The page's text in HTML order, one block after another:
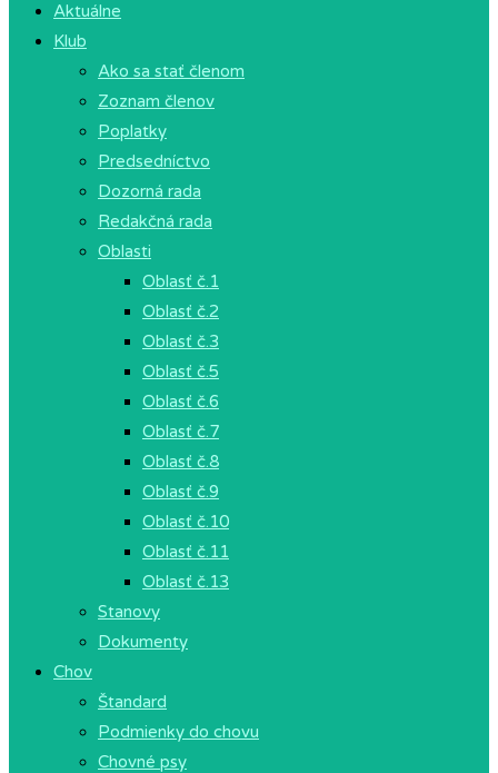
Aktuálne
Klub
Ako sa stať členom
Zoznam členov
Poplatky
Predsedníctvo
Dozorná rada
Redakčná rada
Oblasti
Oblasť č.1
Oblasť č.2
Oblasť č.3
Oblasť č.5
Oblasť č.6
Oblasť č.7
Oblasť č.8
Oblasť č.9
Oblasť č.10
Oblasť č.11
Oblasť č.13
Stanovy
Dokumenty
Chov
Štandard
Podmienky do chovu
Chovné psy